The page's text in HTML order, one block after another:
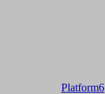
Platform6